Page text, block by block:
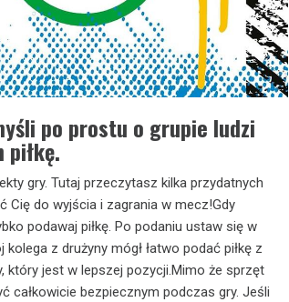
po prostu o grupie ludzi
gry. Tutaj przeczytasz kilka przydatnych
Cię do wyjścia i zagrania w mecz!Gdy
podawaj piłkę. Po podaniu ustaw się w
z drużyny mógł łatwo podać piłkę z
który jest w lepszej pozycji.Mimo że sprzęt
całkowicie bezpiecznym podczas gry. Jeśli